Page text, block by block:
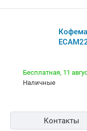
Бесплатная, 11
наличные
Контакты